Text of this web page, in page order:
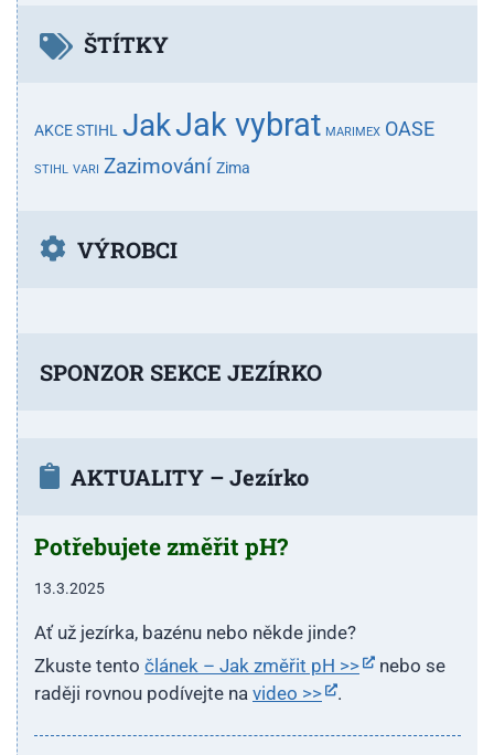
ŠTÍTKY
AKCE STIHL JakJak vybrat MARIMEX OASE
STIHL VARI Zazimování Zima
VÝROBCI
SPONZOR SEKCE JEZÍRKO
AKTUALITY – Jezírko
Potřebujete změřit pH?
13.3.2025
Ať už jezírka, bazénu nebo někde jinde?
Zkuste tento článek – Jak změřit pH >>
nebo se
raději rovnou podívejte na video >> .